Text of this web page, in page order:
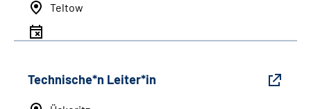
Teltow
Technische*n Leiter*in